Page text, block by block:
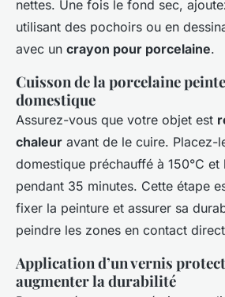
nettes. Une fois le fond sec,
utilisant des pochoirs ou en
avec un crayon pour porcelaine.
Cuisson de la porcelaine
domestique
Assurez-vous que votre objet est
chaleur avant de le cuire. Placez-
domestique préchauffé à 150°C et
pendant 35 minutes. Cette étape
fixer la peinture et assurer sa
peindre les zones en contact
Application d’un vernis
augmenter la durabilité